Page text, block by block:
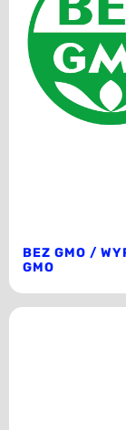
BEZ GMO /
GMO